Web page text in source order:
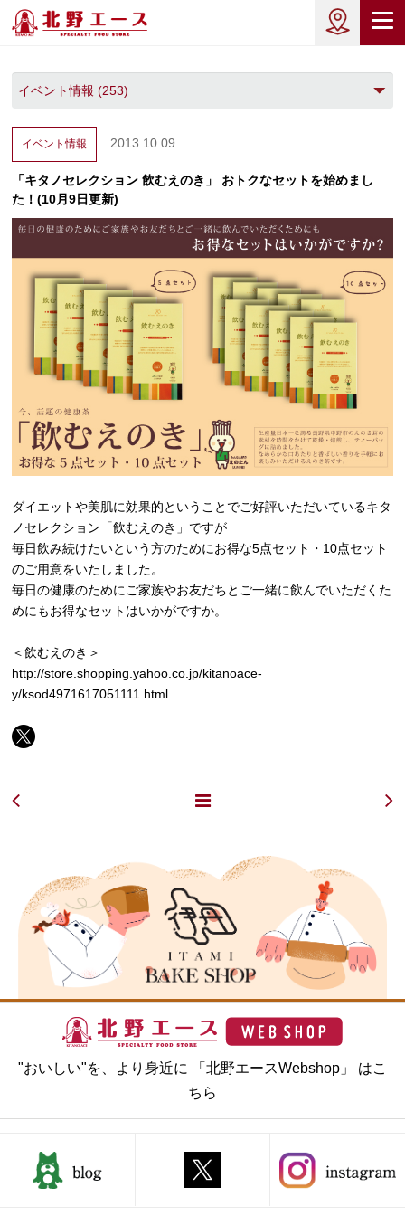
イベント情報 2013.10.09
「キタノセレクション 飲むえのき」 おトクなセットを始めまし
た！(10月9日更新)
ダイエットや美肌に効果的ということでご好評いただいているキタ
ノセレクション「飲むえのき」ですが
毎日飲み続けたいという方のためにお得な5点セット・10点セット
のご用意をいたしました。
毎日の健康のためにご家族やお友だちとご一緒に飲んでいただくた
めにもお得なセットはいかがですか。
＜飲むえのき＞
http://store.shopping.yahoo.co.jp/kitanoace-
y/ksod4971617051111.html
"おいしい"を、より身近に 「北野エースWebshop」 はこ
ちら